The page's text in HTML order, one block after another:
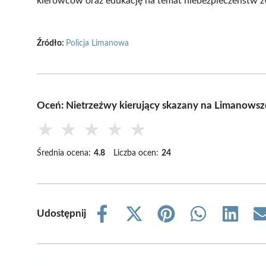
Źródło: Policja Limanowa
Oceń: Nietrzeźwy kierujący skazany na
★ ★ ★ ★ ★
Średnia ocena: 4.8 Liczba ocen: 24
Udostępnij
Share
Share
(Twitter)
Share
Share
Share